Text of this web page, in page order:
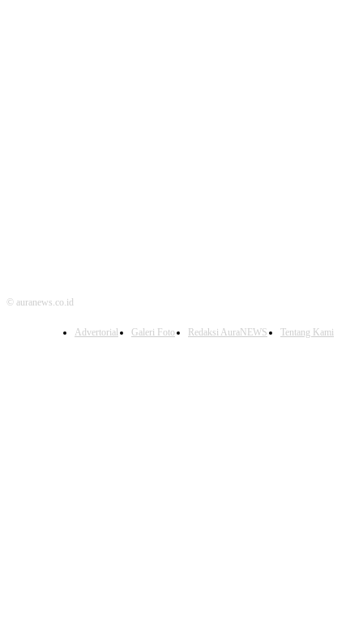
© auranews.co.id
Advertorial Galeri Foto Redaksi AuraNEWS Tentang Kami